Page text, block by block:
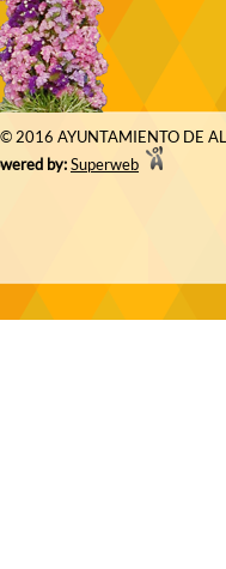
© 2016 AYUNTAMIENTO DE
by:Superweb